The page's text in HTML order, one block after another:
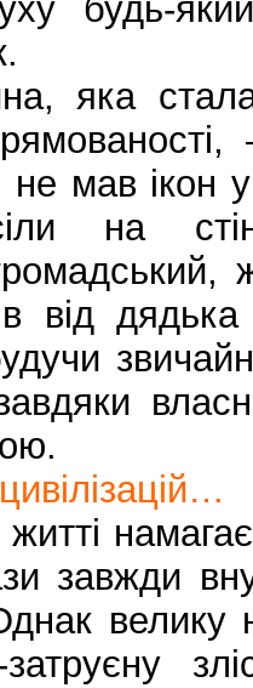
будь-
яка
не мав ікон
на стіні
від дядька
завжди
велику